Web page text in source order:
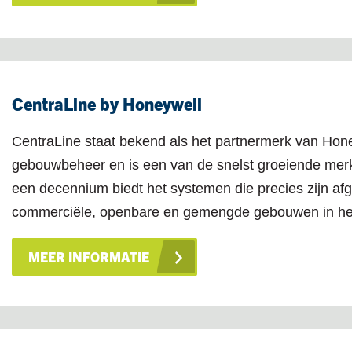
CentraLine by Honeywell
CentraLine staat bekend als het partnermerk van
gebouwbeheer en is een van de snelst groeiende
een decennium biedt het systemen die precies zijn
commerciële, openbare en gemengde gebouwen in
MEER INFORMATIE